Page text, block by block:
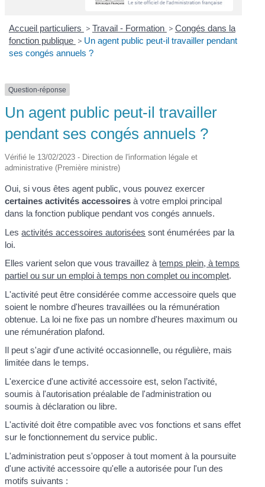
Accueil particuliers > Travail - Formation > Congés dans la
fonction publique > Un agent public peut-il travailler pendant
ses congés annuels ?
Question-réponse
Un agent public peut-il travailler
pendant ses congés annuels ?
Vérifié le 13/02/2023 - Direction de l'information légale et
administrative (Première ministre)
Oui, si vous êtes agent public, vous pouvez exercer
certaines activités accessoires à votre emploi principal
dans la fonction publique pendant vos congés annuels.
Lesactivités accessoires autorisées sont énumérées par la
loi.
Elles varient selon que vous travaillez àtemps plein, à temps
partiel ou sur un emploi à temps non complet ou incomplet.
L'activité peut être considérée comme accessoire quels que
soient le nombre d'heures travaillées ou la rémunération
obtenue. La loi ne fixe pas un nombre d'heures maximum ou
une rémunération plafond.
Il peut s'agir d'une activité occasionnelle, ou régulière, mais
limitée dans le temps.
L'exercice d'une activité accessoire est, selon l’activité,
soumis à l'autorisation préalable de l'administration ou
soumis à déclaration ou libre.
L'activité doit être compatible avec vos fonctions et sans effet
sur le fonctionnement du service public.
L'administration peut s'opposer à tout moment à la poursuite
d'une activité accessoire qu'elle a autorisée pour l'un des
motifs suivants :